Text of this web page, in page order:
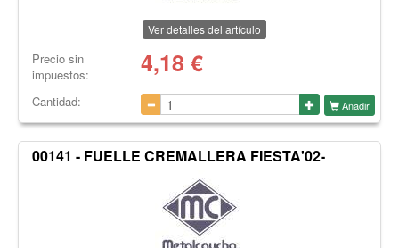
Ver detalles del artículo
Precio sin
impuestos:
4,18 €
Cantidad: Añadir
00141 - FUELLE CREMALLERA FIESTA'02-